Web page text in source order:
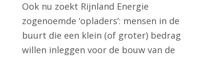
Ook nu zoekt Rijnland Energie
zogenoemde ‘opladers’: mensen in de
buurt die een klein (of groter) bedrag
willen inleggen voor de bouw van de